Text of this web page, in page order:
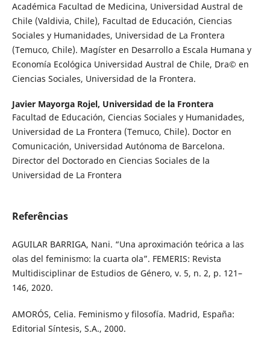
Académica Facultad de Medicina, Universidad Austral de
Chile (Valdivia, Chile), Facultad de Educación, Ciencias
Sociales y Humanidades, Universidad de La Frontera
(Temuco, Chile). Magíster en Desarrollo a Escala Humana y
Economía Ecológica Universidad Austral de Chile, Dra© en
Ciencias Sociales, Universidad de la Frontera.
Javier Mayorga Rojel, Universidad de la Frontera
Facultad de Educación, Ciencias Sociales y Humanidades,
Universidad de La Frontera (Temuco, Chile). Doctor en
Comunicación, Universidad Autónoma de Barcelona.
Director del Doctorado en Ciencias Sociales de la
Universidad de La Frontera
Referências
AGUILAR BARRIGA, Nani. “Una aproximación teórica a las
olas del feminismo: la cuarta ola”. FEMERIS: Revista
Multidisciplinar de Estudios de Género, v. 5, n. 2, p. 121–
146, 2020.
AMORÓS, Celia. Feminismo y filosofía. Madrid, España:
Editorial Síntesis, S.A., 2000.